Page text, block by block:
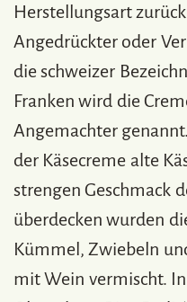
Herstellungsart
Angedrückter oder
die schweizer
Franken wird die
Angemachter
der Käsecreme alte
strengen Geschmack
überdecken wurden
Kümmel, Zwiebeln
mit Wein vermischt.